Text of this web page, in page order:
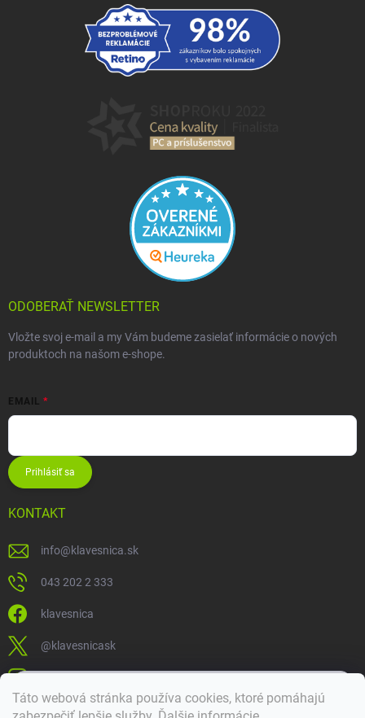
Táto webová stránka používa cookies, ktoré pomáhajú
ODOBERAŤ NEWSLETTER
Vložte svoj e-mail a my Vám budeme zasielať informácie o nových
produktoch na našom e-shope.
EMAIL
Prihlásiť sa
KONTAKT
info@klavesnica.sk
043 202 2 333
klavesnica
@klavesnicask
klavesnica_sk
Dobrý deň! 👋 Pomôžem vám nájsť správny diel. Napíšte mi.